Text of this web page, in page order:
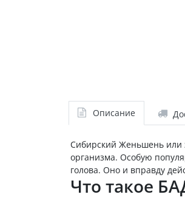
Описание
Сибирский Женьшень или
организма. Особую
голова. Оно и вправду
Что такое